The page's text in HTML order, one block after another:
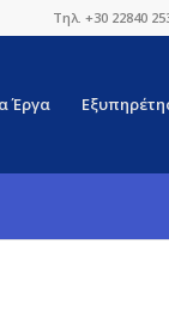
Τηλ. +30 22840
Έργα